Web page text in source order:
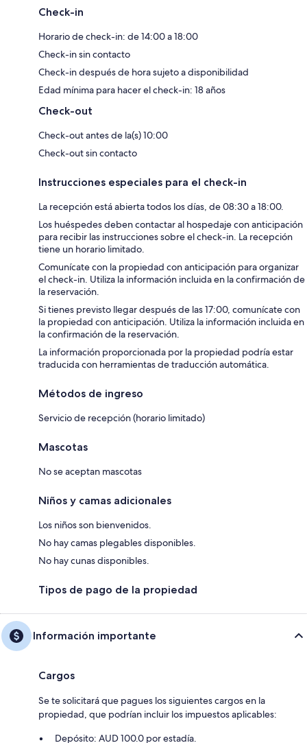
Check-in
Horario de check-in: de 14:00 a 18:00
Check-in sin contacto
Check-in después de hora sujeto a disponibilidad
Edad mínima para hacer el check-in: 18 años
Check-out
Check-out antes de la(s) 10:00
Check-out sin contacto
Instrucciones especiales para el check-in
La recepción está abierta todos los días, de 08:30 a 18:00.
Los huéspedes deben contactar al hospedaje con anticipación
para recibir las instrucciones sobre el check-in. La recepción
tiene un horario limitado.
Comunícate con la propiedad con anticipación para organizar
el check-in. Utiliza la información incluida en la confirmación de
la reservación.
Si tienes previsto llegar después de las 17:00, comunícate con
la propiedad con anticipación. Utiliza la información incluida en
la confirmación de la reservación.
La información proporcionada por la propiedad podría estar
traducida con herramientas de traducción automática.
Métodos de ingreso
Servicio de recepción (horario limitado)
Mascotas
No se aceptan mascotas
Niños y camas adicionales
Los niños son bienvenidos.
No hay camas plegables disponibles.
No hay cunas disponibles.
Tipos de pago de la propiedad
Información importante
Cargos
Se te solicitará que pagues los siguientes cargos en la
propiedad, que podrían incluir los impuestos aplicables:
Depósito: AUD 100.0 por estadía.